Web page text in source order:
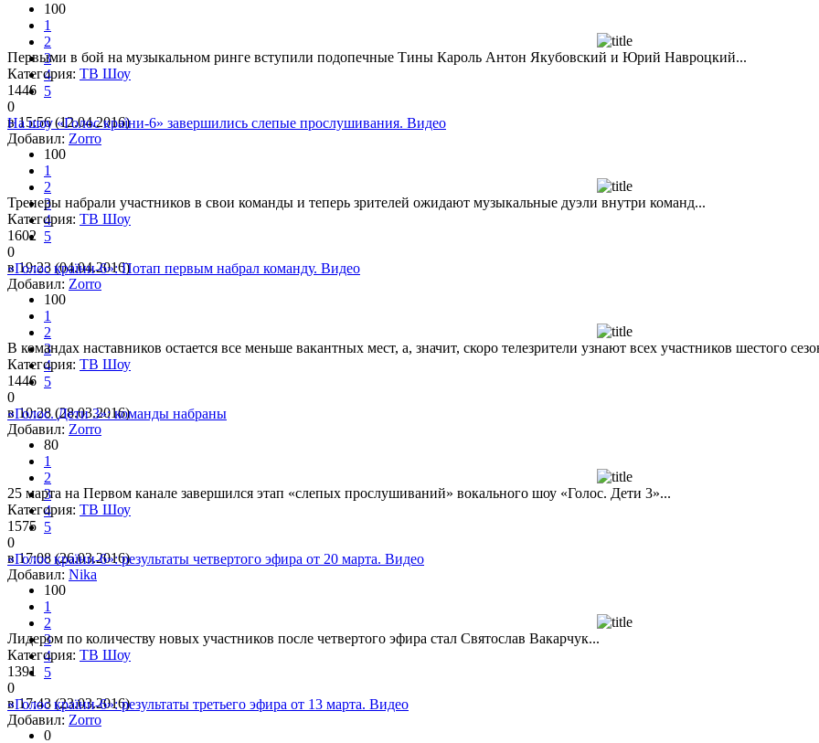
100
1
2
3
4
5
в 15:56 (12.04.2016)
Добавил: Zorro
Первыми в бой на музыкальном ринге вступили подопечные Тины Кароль Антон Якубовский и Юрий Навроцкий...
Категория: ТВ Шоу
1446
0
На шоу «Голос країни-6» завершились слепые прослушивания. Видео
100
1
2
3
4
5
в 19:23 (04.04.2016)
Добавил: Zorro
Тренеры набрали участников в свои команды и теперь зрителей ожидают музыкальные дуэли внутри команд...
Категория: ТВ Шоу
1602
0
«Голос країни-6»: Потап первым набрал команду. Видео
100
1
2
3
4
5
в 10:28 (28.03.2016)
Добавил: Zorro
В командах наставников остается все меньше вакантных мест, а, значит, скоро телезрители узнают всех участников шестого
Категория: ТВ Шоу
1446
0
«Голос. Дети 3»: команды набраны
80
1
2
3
4
5
в 17:08 (26.03.2016)
Добавил: Nika
25 марта на Первом канале завершился этап «слепых прослушиваний» вокального шоу «Голос. Дети 3»...
Категория: ТВ Шоу
1575
0
«Голос країни-6»: результаты четвертого эфира от 20 марта. Видео
100
1
2
3
4
5
в 17:43 (23.03.2016)
Добавил: Zorro
Лидером по количеству новых участников после четвертого эфира стал Святослав Вакарчук...
Категория: ТВ Шоу
1391
0
«Голос країни-6»: результаты третьего эфира от 13 марта. Видео
0